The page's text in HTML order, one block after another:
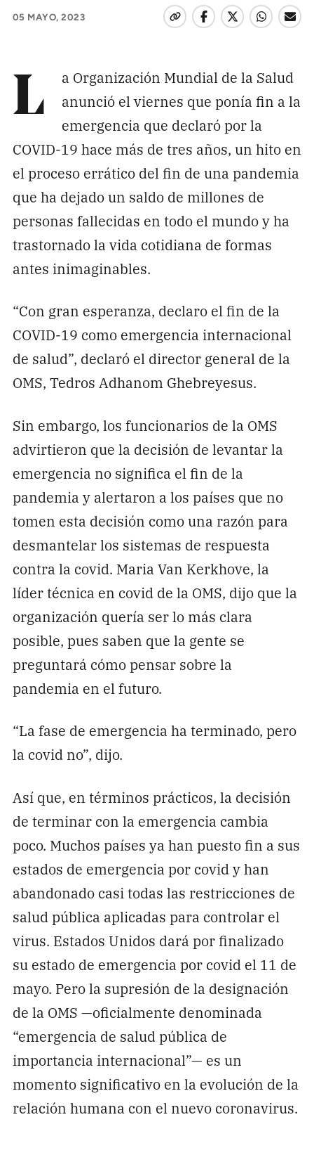
Pon tu lupa sobre lo
Dona aquí
RECIBE NUESTRO BOLETÍN
05 MAYO, 2023
L
a Organización Mundial de la Salud
anunció el viernes que ponía fin a la
emergencia que declaró por la
COVID-19 hace más de tres años, un hito en
el proceso errático del fin de una pandemia
que ha dejado un saldo de millones de
personas fallecidas en todo el mundo y ha
trastornado la vida cotidiana de formas
antes inimaginables.
“Con gran esperanza, declaro el fin de la
COVID-19 como emergencia internacional
de salud”, declaró el director general de la
OMS, Tedros Adhanom Ghebreyesus.
Sin embargo, los funcionarios de la OMS
advirtieron que la decisión de levantar la
emergencia no significa el fin de la
pandemia y alertaron a los países que no
tomen esta decisión como una razón para
desmantelar los sistemas de respuesta
contra la covid. Maria Van Kerkhove, la
líder técnica en covid de la OMS, dijo que la
organización quería ser lo más clara
posible, pues saben que la gente se
preguntará cómo pensar sobre la
pandemia en el futuro.
“La fase de emergencia ha terminado, pero
la covid no”, dijo.
Así que, en términos prácticos, la decisión
de terminar con la emergencia cambia
poco. Muchos países ya han puesto fin a sus
estados de emergencia por covid y han
abandonado casi todas las restricciones de
salud pública aplicadas para controlar el
virus. Estados Unidos dará por finalizado
su estado de emergencia por covid el 11 de
mayo. Pero la supresión de la designación
de la OMS —oficialmente denominada
“emergencia de salud pública de
importancia internacional”— es un
momento significativo en la evolución de la
relación humana con el nuevo coronavirus.